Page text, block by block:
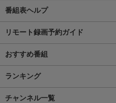
番組表ヘルプ
リモート録画予約ガイド
おすすめ番組
ランキング
チャンネル一覧